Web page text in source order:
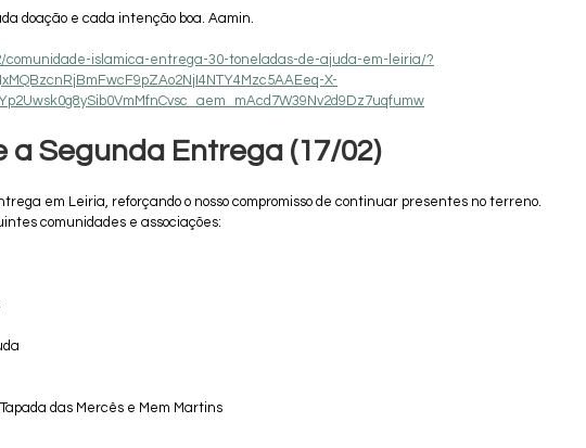
doação e cada intenção boa. Aamin.
comunidade-islamica-entrega-30-toneladas-de-ajuda-em-leiria/?
X-
Segunda Entrega (17/02)
em Leiria, reforçando o nosso compromisso de continuar presentes no terreno.
comunidades e associações:
das Mercês e Mem Martins